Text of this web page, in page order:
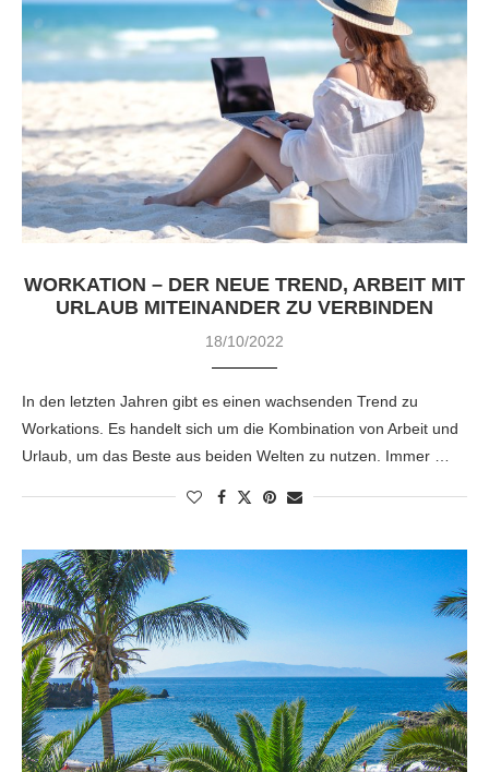
WORKATION – DER NEUE TREND, ARBEIT MIT
URLAUB MITEINANDER ZU VERBINDEN
18/10/2022
In den letzten Jahren gibt es einen wachsenden Trend zu
Workations. Es handelt sich um die Kombination von Arbeit und
Urlaub, um das Beste aus beiden Welten zu nutzen. Immer …